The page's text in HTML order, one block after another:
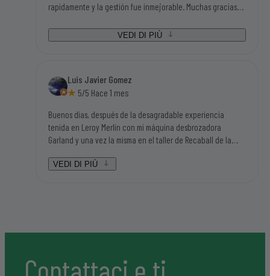
rapidamente y la gestión fue inmejorable. Muchas gracias
VEDI DI PIÙ
Luis Javier Gomez
5/5 Hace 1 mes
Buenos días, después de la desagradable experiencia
tenida en Leroy Merlín con mi máquina desbrozadora
Garland y una vez la misma en el taller de Recaball de la
atendidos por Lorena y por Daniel que han sido dos
muy fuerte para Lorena y Daniel.
VEDI DI PIÙ